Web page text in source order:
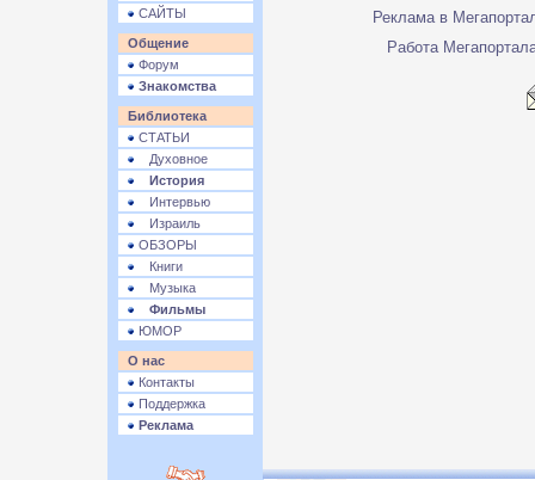
САЙТЫ
Общение
Форум
Знакомства
Библиотека
СТАТЬИ
Духовное
История
Интервью
Израиль
ОБЗОРЫ
Книги
Музыка
Фильмы
ЮМОР
О нас
Контакты
Поддержка
Реклама
Реклама в
Работа